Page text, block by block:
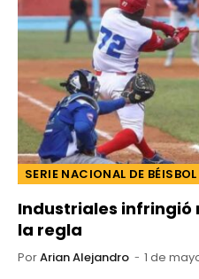
SERIE NACIONAL DE BÉISBOL
Industriales infringió
la regla
PorArian Alejandro 1 de